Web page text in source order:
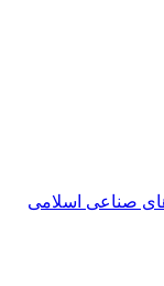
اسلامی